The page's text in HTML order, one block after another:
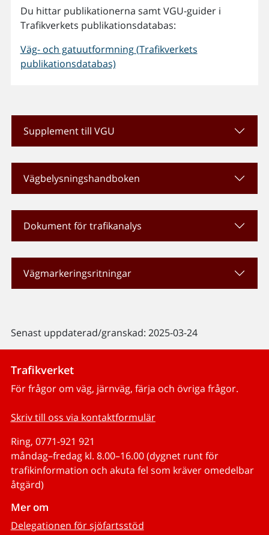
Du hittar publikationerna samt VGU-guider i
Trafikverkets publikationsdatabas:
Väg- och gatuutformning (Trafikverkets
publikationsdatabas)
Supplement till VGU
Vägbelysningshandboken
Dokument för trafikanalys
Vägmarkeringsritningar
Senast uppdaterad/granskad: 2025-03-24
Trafikverket
För frågor om väg, järnväg, färja och övriga frågor.
Skriv till oss via kontaktformulär
Ring, 0771-921 921
måndag–fredag kl. 8.00–16.00 (dygnet runt för
trafikinformation och akuta fel som kräver omedelbar
åtgärd)
Mer om
Delegationen för sjöfartsstöd